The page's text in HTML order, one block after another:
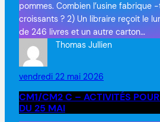
pommes. Combien l’usine fabrique
croissants ? 2) Un libraire reçoit le
de 246 livres et un autre carton…
Thomas Jullien
vendredi 22 mai 2026
CM1/CM2 C – ACTIVITÉS
DU 25 MAI